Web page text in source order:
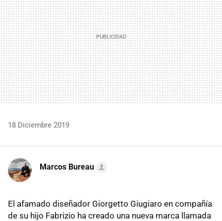
18 Diciembre 2019
Marcos Bureau
El afamado diseñador Giorgetto Giugiaro en compañía
de su hijo Fabrizio ha creado una nueva marca llamada